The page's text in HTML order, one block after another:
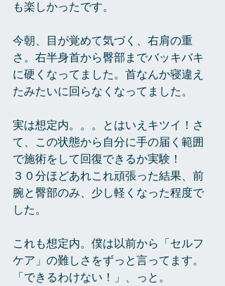
も楽しかったです。
今朝、目が覚めて気づく、右肩の重
さ。右半身首から臀部までバッキバキ
に硬くなってました。首なんか寝違え
たみたいに回らなくなってました。
実は想定内。。。とはいえキツイ！さ
て、この状態から自分に手の届く範囲
で施術をして回復できるか実験！
３０分ほどあれこれ頑張った結果、前
腕と臀部のみ、少し軽くなった程度で
した。
これも想定内。僕は以前から「セルフ
ケア」の難しさをずっと言ってます。
「できるわけない！」、っと。